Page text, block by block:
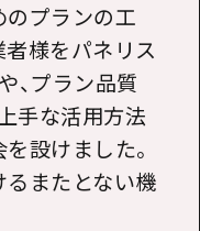
プランの工
様をパネリス
、プラン品質
手な活用方法
設けました。
またとない機